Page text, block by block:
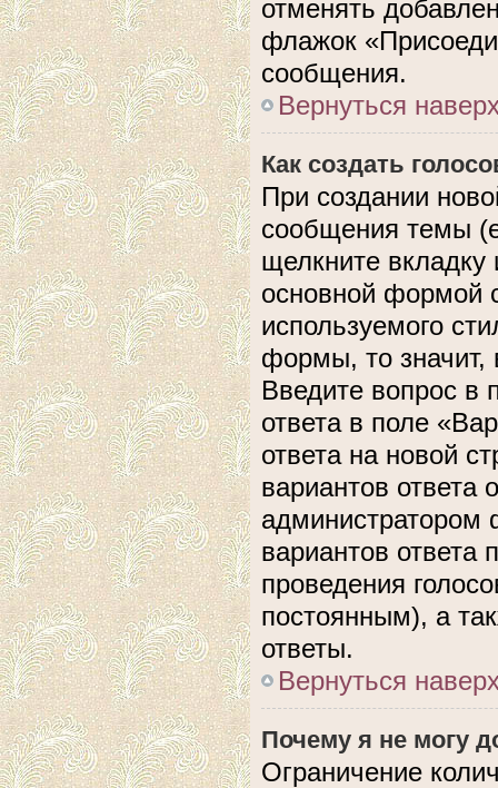
отменять
флажок
сообщения.
Вернуться
Как создать
При создании
сообщения темы
щелкните
основной формой
используемого
формы, то значит,
Введите вопрос в
ответа в поле
ответа на новой
вариантов ответа
администратором
вариантов ответа
проведения
постоянным), а
ответы.
Вернуться
Почему я не могу
Ограничение